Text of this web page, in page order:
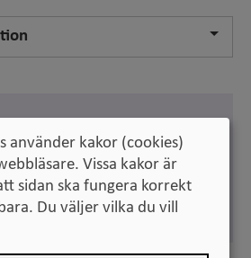
guidance
använder kakor (cookies)
Vissa kakor är
sidan ska fungera korrekt
Du väljer vilka du vill